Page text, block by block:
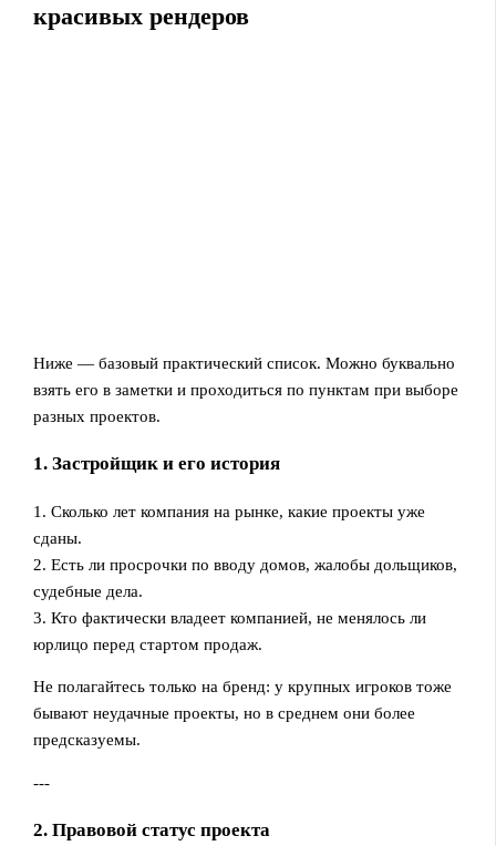
красивых рендеров
Ниже — базовый практический список. Можно буквально
взять его в заметки и проходиться по пунктам при выборе
разных проектов.
1. Застройщик и его история
1. Сколько лет компания на рынке, какие проекты уже
сданы.
2. Есть ли просрочки по вводу домов, жалобы дольщиков,
судебные дела.
3. Кто фактически владеет компанией, не менялось ли
юрлицо перед стартом продаж.
Не полагайтесь только на бренд: у крупных игроков тоже
бывают неудачные проекты, но в среднем они более
предсказуемы.
---
2. Правовой статус проекта